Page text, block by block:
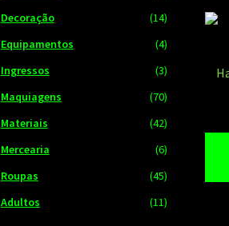
Decoração
(14)
Equipamentos
(4)
Ingressos
(3)
Maquiagens
(70)
Materiais
(42)
Mercearia
(6)
Roupas
(45)
Adultos
(11)